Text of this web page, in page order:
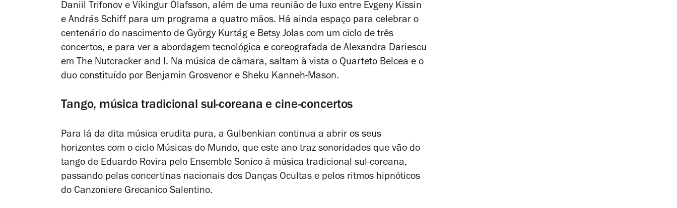
Daniil Trifonov e Víkingur Ólafsson, além de uma reunião de luxo entre Evgeny Kissin
e András Schiff para um programa a quatro mãos. Há ainda espaço para celebrar o
centenário do nascimento de György Kurtág e Betsy Jolas com um ciclo de três
concertos, e para ver a abordagem tecnológica e coreografada de Alexandra Dariescu
em The Nutcracker and I. Na música de câmara, saltam à vista o Quarteto Belcea e o
duo constituído por Benjamin Grosvenor e Sheku Kanneh-Mason.
Tango, música tradicional sul-coreana e cine-concertos
Para lá da dita música erudita pura, a Gulbenkian continua a abrir os seus
horizontes com o ciclo Músicas do Mundo, que este ano traz sonoridades que vão do
tango de Eduardo Rovira pelo Ensemble Sonico à música tradicional sul-coreana,
passando pelas concertinas nacionais dos Danças Ocultas e pelos ritmos hipnóticos
do Canzoniere Grecanico Salentino.